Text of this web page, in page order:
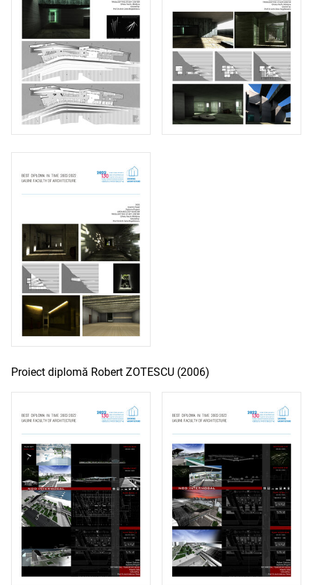
Proiect diplomă Robert ZOTESCU (2006)